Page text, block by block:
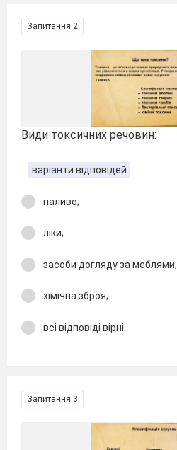
Запитання 2
Види токсичних речовин:
варіанти відповідей
паливо;
ліки;
засоби догляду за меблями;
хімічна зброя;
всі відповіді вірні.
Запитання 3